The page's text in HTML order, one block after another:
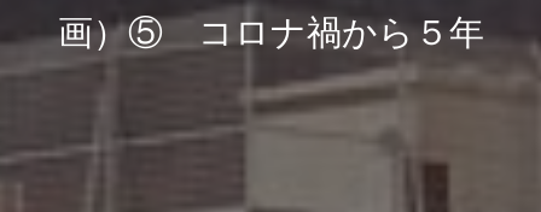
画）⑤ コロナ禍から５年